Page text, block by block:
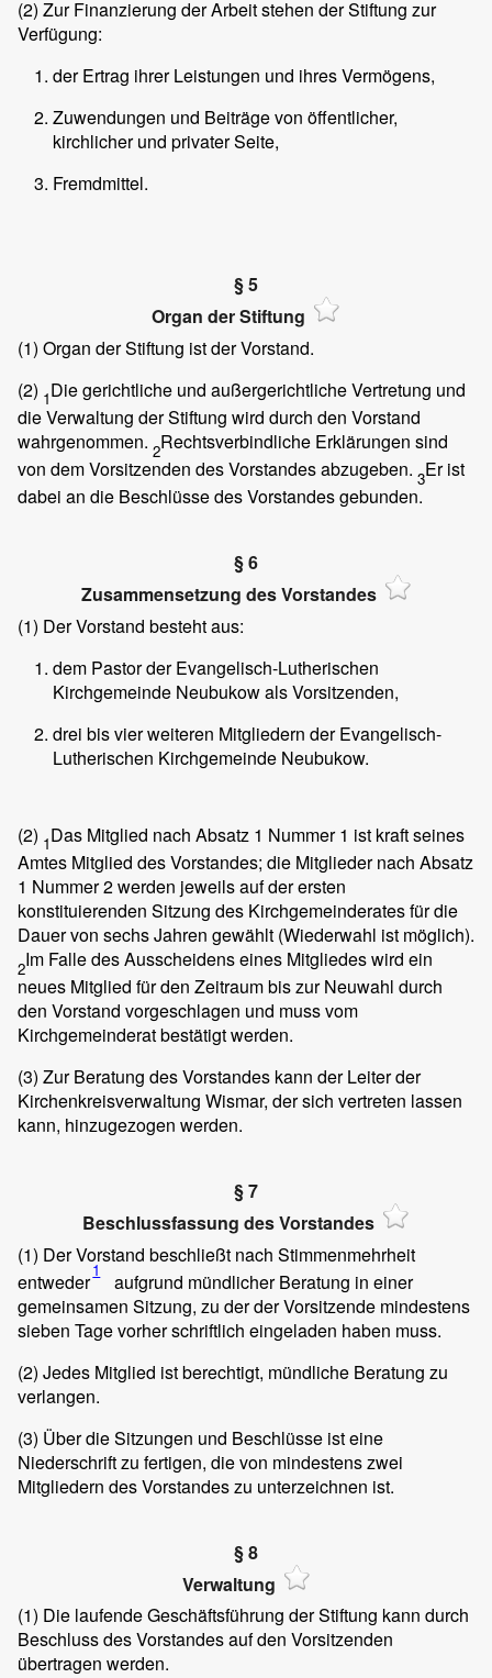
(2) Zur Finanzierung der Arbeit stehen der Stiftung zur
Verfügung:
der Ertrag ihrer Leistungen und ihres Vermögens,
Zuwendungen und Beiträge von öffentlicher,
kirchlicher und privater Seite,
Fremdmittel.
§ 5
Organ der Stiftung
(1) Organ der Stiftung ist der Vorstand.
(2) 1Die gerichtliche und außergerichtliche Vertretung und
die Verwaltung der Stiftung wird durch den Vorstand
wahrgenommen. 2Rechtsverbindliche Erklärungen sind
von dem Vorsitzenden des Vorstandes abzugeben. 3Er ist
dabei an die Beschlüsse des Vorstandes gebunden.
§ 6
Zusammensetzung des Vorstandes
(1) Der Vorstand besteht aus:
dem Pastor der Evangelisch-Lutherischen
Kirchgemeinde Neubukow als Vorsitzenden,
drei bis vier weiteren Mitgliedern der Evangelisch-
Lutherischen Kirchgemeinde Neubukow.
(2) 1Das Mitglied nach Absatz 1 Nummer 1 ist kraft seines
Amtes Mitglied des Vorstandes; die Mitglieder nach Absatz
1 Nummer 2 werden jeweils auf der ersten
konstituierenden Sitzung des Kirchgemeinderates für die
Dauer von sechs Jahren gewählt (Wiederwahl ist möglich).
2Im Falle des Ausscheidens eines Mitgliedes wird ein
neues Mitglied für den Zeitraum bis zur Neuwahl durch
den Vorstand vorgeschlagen und muss vom
Kirchgemeinderat bestätigt werden.
(3) Zur Beratung des Vorstandes kann der Leiter der
Kirchenkreisverwaltung Wismar, der sich vertreten lassen
kann, hinzugezogen werden.
§ 7
Beschlussfassung des Vorstandes
(1) Der Vorstand beschließt nach Stimmenmehrheit
entweder1
aufgrund mündlicher Beratung in einer
gemeinsamen Sitzung, zu der der Vorsitzende mindestens
sieben Tage vorher schriftlich eingeladen haben muss.
(2) Jedes Mitglied ist berechtigt, mündliche Beratung zu
verlangen.
(3) Über die Sitzungen und Beschlüsse ist eine
Niederschrift zu fertigen, die von mindestens zwei
Mitgliedern des Vorstandes zu unterzeichnen ist.
§ 8
Verwaltung
(1) Die laufende Geschäftsführung der Stiftung kann durch
Beschluss des Vorstandes auf den Vorsitzenden
übertragen werden.